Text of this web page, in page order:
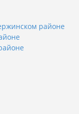
районе